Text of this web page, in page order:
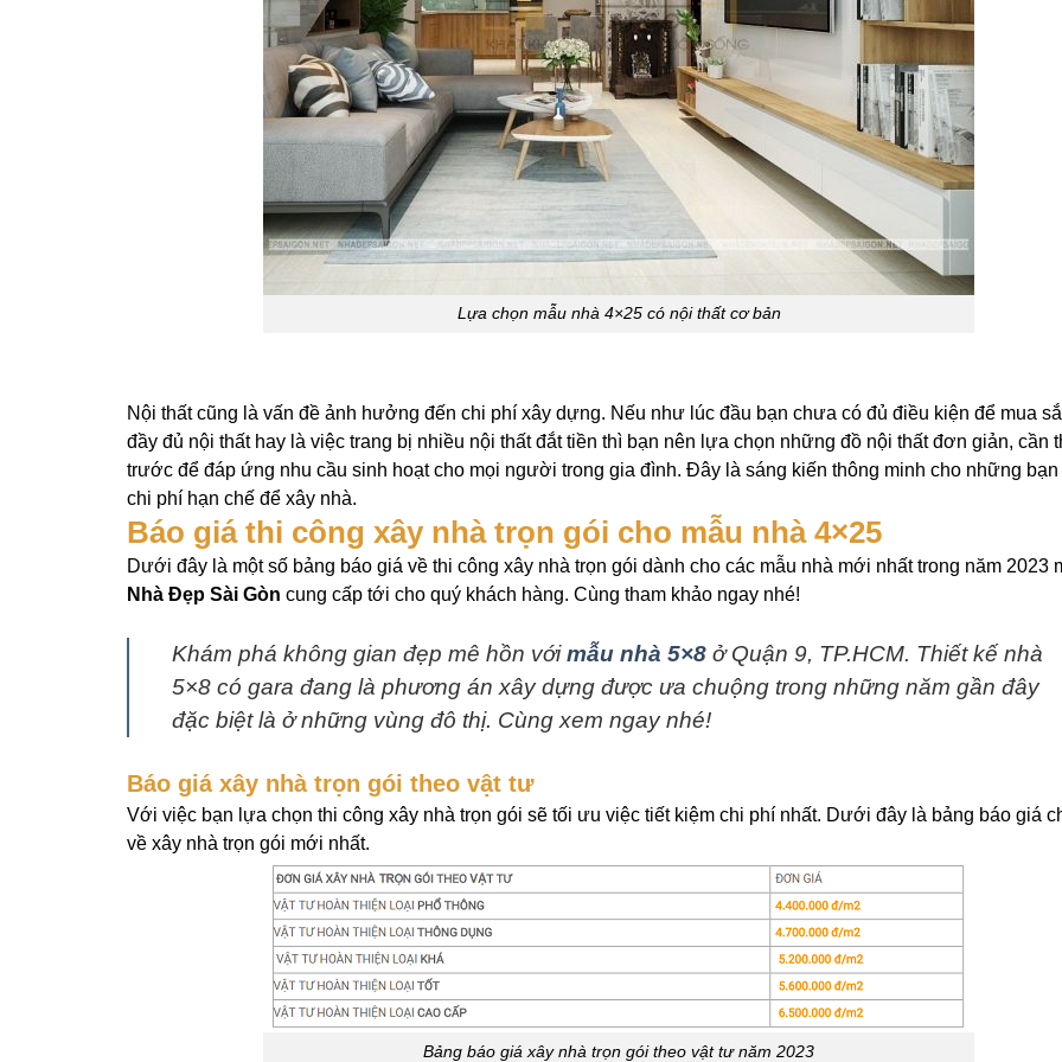
Lựa chọn mẫu nhà 4×25 có nội thất cơ bản
Nội thất cũng là vấn đề ảnh hưởng đến chi phí xây dựng. Nếu như lúc đầu bạn chưa có đủ điều kiện để mua
đầy đủ nội thất hay là việc trang bị nhiều nội thất đắt tiền thì bạn nên lựa chọn những đồ nội thất đơn giản, cần
trước để đáp ứng nhu cầu sinh hoạt cho mọi người trong gia đình. Đây là sáng kiến thông minh cho những bạn
chi phí hạn chế để xây nhà.
Báo giá thi công xây nhà trọn gói cho mẫu nhà 4×25
Dưới đây là một số bảng báo giá về thi công xây nhà trọn gói dành cho các mẫu nhà mới nhất trong năm 2023
Nhà Đẹp Sài Gòn cung cấp tới cho quý khách hàng. Cùng tham khảo ngay nhé!
Khám phá không gian đẹp mê hồn vớimẫu nhà 5×8 ở Quận 9, TP.HCM. Thiết kế nhà
5×8 có gara đang là phương án xây dựng được ưa chuộng trong những năm gần đây
đặc biệt là ở những vùng đô thị. Cùng xem ngay nhé!
Báo giá xây nhà trọn gói theo vật tư
Với việc bạn lựa chọn thi công xây nhà trọn gói sẽ tối ưu việc tiết kiệm chi phí nhất. Dưới đây là bảng báo giá
về xây nhà trọn gói mới nhất.
Bảng báo giá xây nhà trọn gói theo vật tư năm 2023